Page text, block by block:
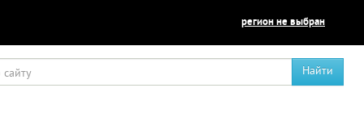
регион не выбран
Найти